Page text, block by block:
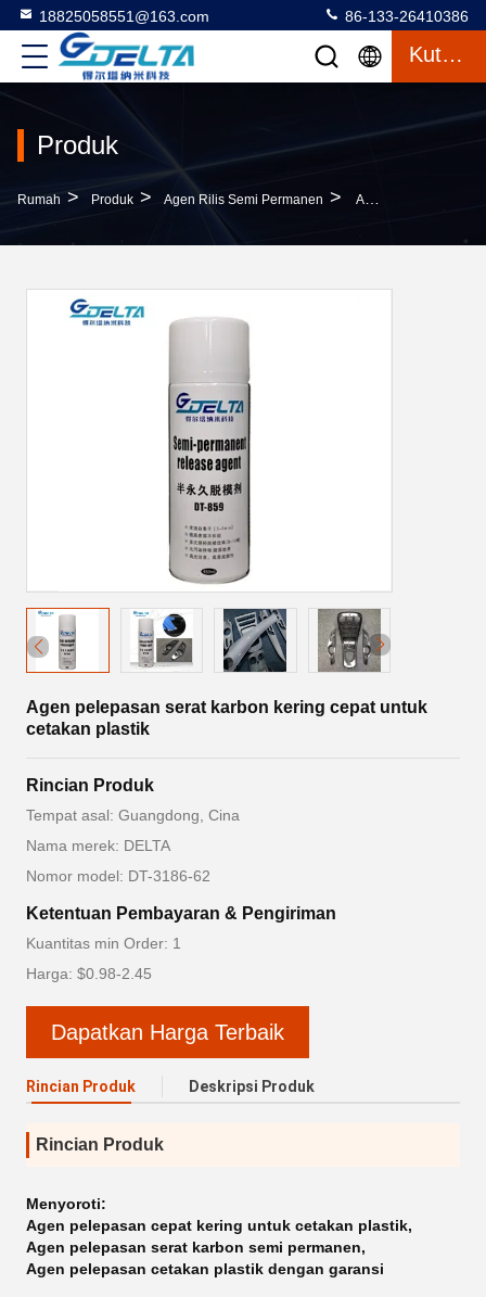
18825058551@163.com 86-133-26410386
Kutipan
Produk
Rumah > Produk > Agen Rilis Semi Permanen > Agen Pelepasan Serat Karbon Kering Cepat Untuk Cetakan Plastik
Agen pelepasan serat karbon kering cepat untuk
cetakan plastik
Rincian Produk
Tempat asal: Guangdong, Cina
Nama merek: DELTA
Nomor model: DT-3186-62
Ketentuan Pembayaran & Pengiriman
Kuantitas min Order: 1
Harga: $0.98-2.45
Dapatkan Harga Terbaik
Rincian Produk Deskripsi Produk
Rincian Produk
Menyoroti:
Agen pelepasan cepat kering untuk cetakan plastik,
Agen pelepasan serat karbon semi permanen,
Agen pelepasan cetakan plastik dengan garansi